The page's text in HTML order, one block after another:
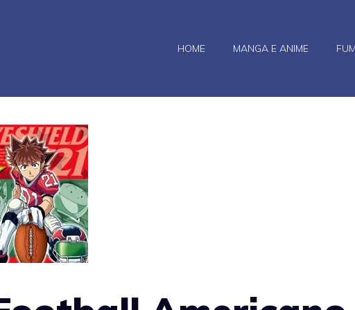
HOME MANGA E ANIME